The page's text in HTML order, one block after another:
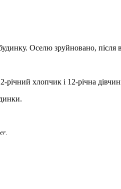
Оселю зруйновано,
хлопчик і 12-річна